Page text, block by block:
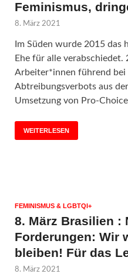
Feminismus,
8. März 2021
Im Süden wurde 2015 das
Ehe für alle verabschiedet.
Arbeiter*innen führend bei
Abtreibungsverbots aus
Umsetzung von Pro-
WEITERLESEN
FEMINISMUS & LGBTQI+
8. März Brasilien :
Forderungen: Wir
bleiben! Für das
8. März 2021